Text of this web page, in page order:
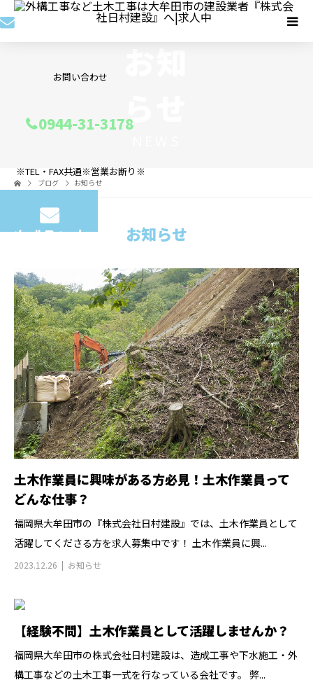
お問い合わせ
0944-31-3178
※TEL・FAX共通※営業お断り※
メールフォーム
らせ
ブログ お知らせ
お知らせ
土木作業員に興味がある方必見！土木作業員って
どんな仕事？
福岡県大牟田市の『株式会社日村建設』では、土木作業員として
活躍してくださる方を求人募集中です！ 土木作業員に興...
2023.12.26 お知らせ
【経験不問】土木作業員として活躍しませんか？
福岡県大牟田市の株式会社日村建設は、造成工事や下水施工・外
構工事などの土木工事一式を行なっている会社です。 弊...